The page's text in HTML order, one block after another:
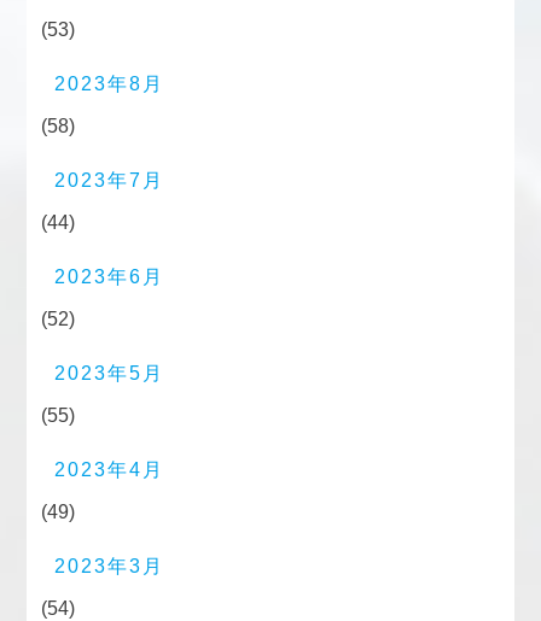
(53)
2023年8月
(58)
2023年7月
(44)
2023年6月
(52)
2023年5月
(55)
2023年4月
(49)
2023年3月
(54)